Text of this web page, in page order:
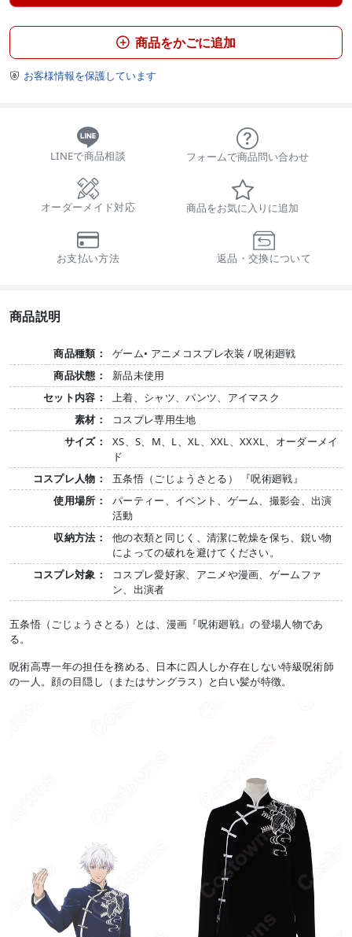
 商品をかごに追加
 お客様情報を保護しています
LINEで商品相談 フォームで商品問い合わせ
オーダーメイド対応 商品をお気に入りに追加
お支払い方法 返品・交換について
商品説明
商品種類：
ゲーム• アニメコスプレ衣装 / 呪術廻戦
商品状態：
新品未使用
セット内容：
上着、シャツ、パンツ、アイマスク
素材：
コスプレ専用生地
サイズ：
XS、S、M、L、XL、XXL、XXXL、オーダーメイ
ド
コスプレ人物：
五条悟（ごじょうさとる） 『呪術廻戦』
使用場所：
パーティー、イベント、ゲーム、撮影会、出演
活動
収納方法：
他の衣類と同じく、清潔に乾燥を保ち、鋭い物
によっての破れを避けてください。
コスプレ対象：
コスプレ愛好家、アニメや漫画、ゲームファ
ン、出演者
五条悟（ごじょうさとる）とは、漫画『呪術廻戦』の登場人物であ
る。
呪術高専一年の担任を務める、日本に四人しか存在しない特級呪術師
の一人。顔の目隠し（またはサングラス）と白い髪が特徴。